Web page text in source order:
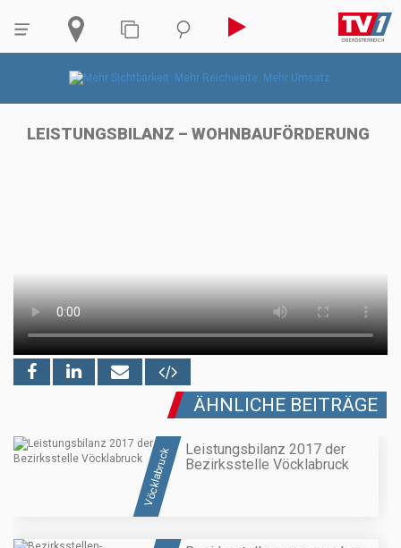
LEISTUNGSBILANZ – WOHNBAUFÖRDERUNG
ÄHNLICHE BEITRÄGE
Vöcklabruck
Leistungsbilanz 2017 der
Bezirksstelle Vöcklabruck